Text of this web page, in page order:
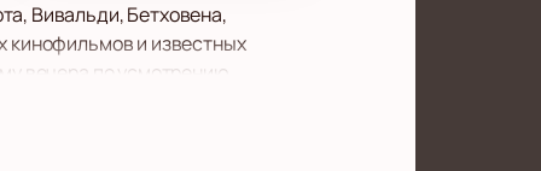
Вивальди, Бетховена,
кинофильмов и известных
вечера по усмотрению